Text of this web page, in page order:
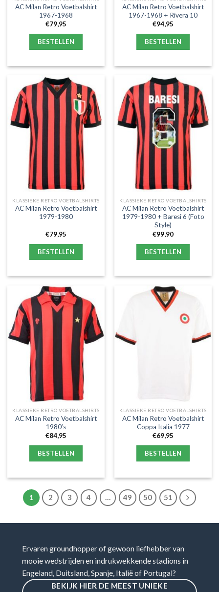
AC Milan Retro Voetbalshirt
1967-1968
€79,95
BESTELLEN
AC Milan Retro Voetbalshirt
1967-1968 + Rivera 10
€94,95
BESTELLEN
KLASSIEKE RETRO VOETBALSHIRTS
AC Milan Retro Voetbalshirt
1979-1980
€79,95
BESTELLEN
KLASSIEKE RETRO VOETBALSHIRTS
AC Milan Retro Voetbalshirt
1979-1980 + Baresi 6 (Foto
Style)
€99,90
BESTELLEN
KLASSIEKE RETRO VOETBALSHIRTS
AC Milan Retro Voetbalshirt
1980’s
€84,95
BESTELLEN
KLASSIEKE RETRO VOETBALSHIRTS
AC Milan Retro Voetbalshirt
Coppa Italia 1977
€69,95
BESTELLEN
1 2 3 4 … 49 50 51
Ervaren groundhopper of gewoon liefhebber van
mooie wedstrijden en indrukwekkende stadions in
Engeland, Duitsland, Spanje, Italië of Portugal?
BEKIJK HIER DE MEEST UNIEKE